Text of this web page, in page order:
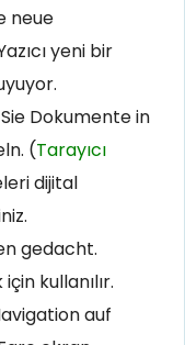
neue
yeni bir
Dokumente in
(Tarayıcı
dijital
gedacht.
kullanılır.
auf